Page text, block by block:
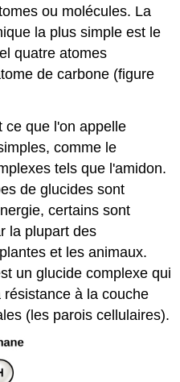
ou molécules. La
la plus simple est le
quatre atomes
de carbone (figure
ce que l'on appelle
comme le
tels que l'amidon.
de glucides sont
certains sont
la plupart des
et les animaux.
un glucide complexe qui
à la couche
(les parois cellulaires).